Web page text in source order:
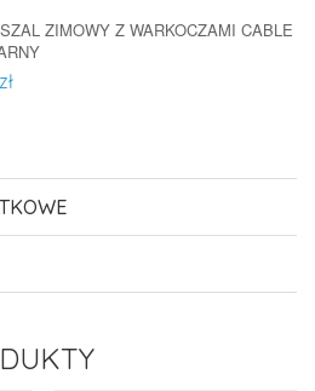
ZIMOWY Z WARKOCZAMI CABLE